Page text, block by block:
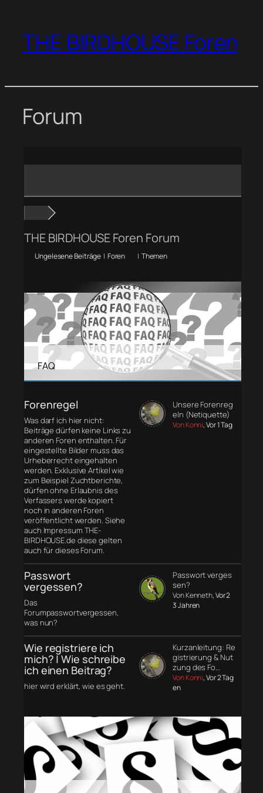
springen
THE BIRDHOUSE Foren
Forum
THE BIRDHOUSE Foren Forum
Ungelesene Beiträge | Foren | Themen
FAQ
Forenregel
Was darf ich hier nicht:
Beiträge dürfen keine Links zu
anderen Foren enthalten. Für
eingestellte Bilder muss das
Urheberrecht eingehalten
werden. Exklusive Artikel wie
zum Beispiel Zuchtberichte,
dürfen ohne Erlaubnis des
Verfassers werde kopiert
noch in anderen Foren
veröffentlicht werden. Siehe
auch Impressum THE-
BIRDHOUSE.de diese gelten
auch für dieses Forum.
Unsere Forenreg
eln (Netiquette)
Von Konni, Vor 1 Tag
Passwort
vergessen?
Das
Forumpasswortvergessen,
was nun?
Passwort verges
sen?
Von Kenneth, Vor 2
3 Jahren
Wie registriere ich
mich? | Wie schreibe
ich einen Beitrag?
hier wird erklärt, wie es geht.
Kurzanleitung: Re
gistrierung & Nut
zung des Fo…
Von Konni, Vor 2 Tag
en